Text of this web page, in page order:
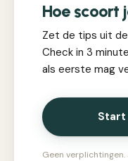
Hoe scoort
Zet de tips uit
Check in 3
als eerste mag
Start
Geen